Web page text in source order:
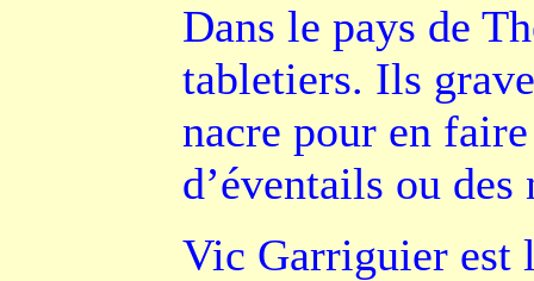
Dans le pays de
tabletiers. Ils
nacre pour en
d’éventails ou
Vic Garriguier est